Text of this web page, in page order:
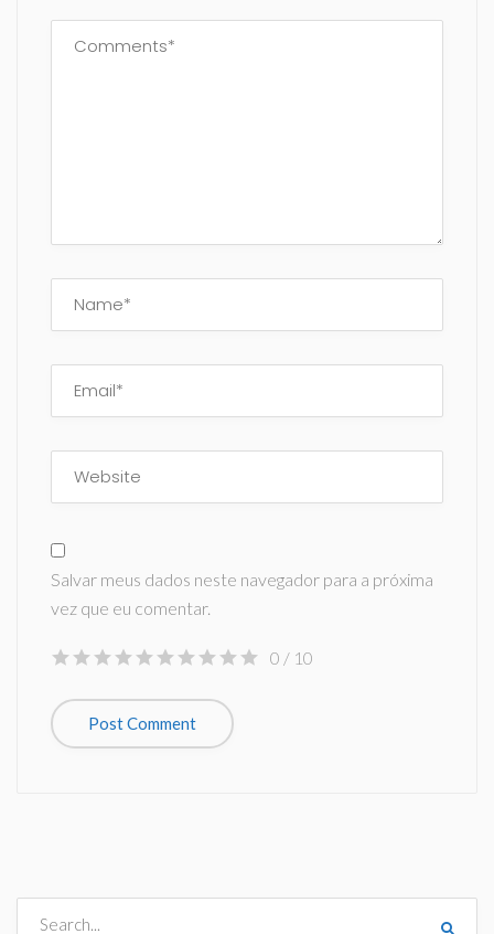
Salvar meus dados neste navegador para a próxima
vez que eu comentar.
0 / 10